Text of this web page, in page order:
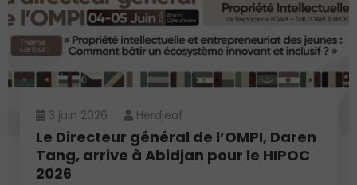
3 juin 2026 Herdjeaf
Le Directeur général de l’OMPI, Daren
Tang, arrive à Abidjan pour le HIPOC
2026